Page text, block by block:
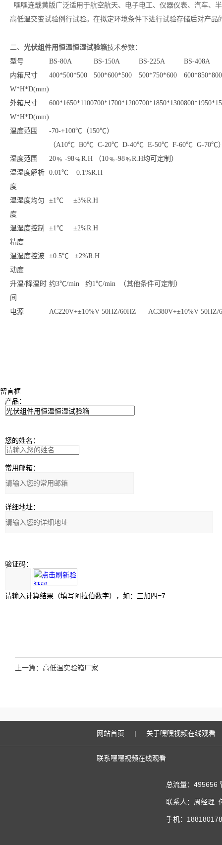
嘿嘿连载黄版广泛适用于航空航天、电子电工、仪器仪表、汽车、
高低温交变试验例行试验。在拟定环境条件下进行试验存储后对产品
二、 光伏组件用恒温恒湿试验箱技术参数：
型号
BS-80A BS-150A BS-225A
BS-408A
内箱尺寸
W*H*D(mm)
400*500*500 500*600*500 500*750*600 600*850*800
外箱尺寸
W*H*D(mm)
600*1650*1100700*1700*1200700*1850*1300
温度范围
-70-+100℃（150℃）
（A10℃ B0℃ C-20℃ D-40℃ E-50℃ F-60℃ G-70℃
湿度范围
20﹪ -98﹪R.H （10﹪-98﹪R.H均可定制）
温湿度解析
度
0.01℃ 0.1%R.H
温湿度均匀
度
±1℃ ±3%R.H
温湿度控制
精度
±1℃ ±2%R.H
温湿度控波
动度
±0.5℃ ±2%R.H
升温/降温时
间
约3℃/min 约1℃/min （其他条件可定制）
电源 AC220V+±10%V 50HZ/60HZ AC380V+±10%V 50HZ/
留言框
产品：
您的姓名：
常用邮箱：
详细地址：
验证码：
请输入计算结果（填写阿拉伯数字），如：三加四=7
上一篇： 高低温实验箱厂家
网站首页 | 关于嘿嘿视频在线观看
联系嘿嘿视频在线观看
总流量：495656
联系人：周经理
手机：